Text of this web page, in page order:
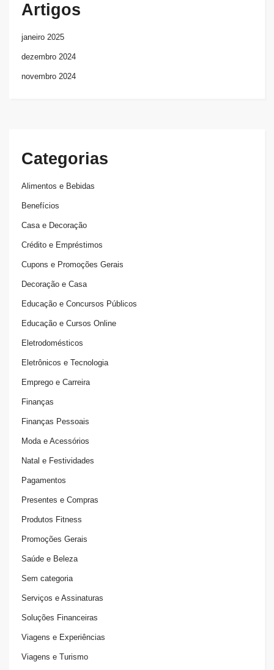
Artigos
janeiro 2025
dezembro 2024
novembro 2024
Categorias
Alimentos e Bebidas
Benefícios
Casa e Decoração
Crédito e Empréstimos
Cupons e Promoções Gerais
Decoração e Casa
Educação e Concursos Públicos
Educação e Cursos Online
Eletrodomésticos
Eletrônicos e Tecnologia
Emprego e Carreira
Finanças
Finanças Pessoais
Moda e Acessórios
Natal e Festividades
Pagamentos
Presentes e Compras
Produtos Fitness
Promoções Gerais
Saúde e Beleza
Sem categoria
Serviços e Assinaturas
Soluções Financeiras
Viagens e Experiências
Viagens e Turismo